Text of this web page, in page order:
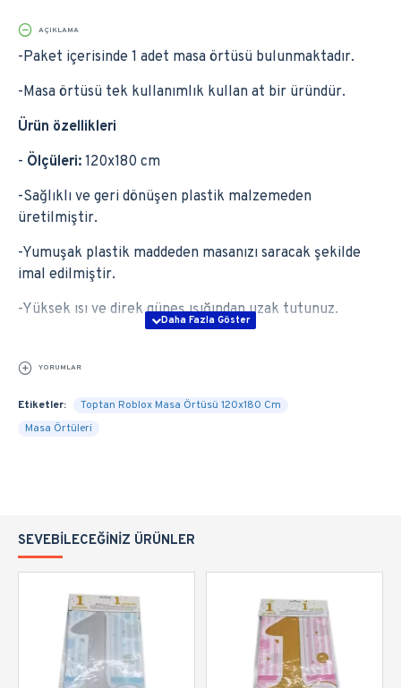
AÇIKLAMA
-Paket içerisinde 1 adet masa örtüsü bulunmaktadır.
-Masa örtüsü tek kullanımlık kullan at bir üründür.
Ürün özellikleri
- Ölçüleri: 120x180 cm
-Sağlıklı ve geri dönüşen plastik malzemeden
üretilmiştir.
-Yumuşak plastik maddeden masanızı saracak şekilde
imal edilmiştir.
-Yüksek ısı ve direk güneş ışığından uzak tutunuz.
YORUMLAR
Etiketler:
Toptan Roblox Masa Örtüsü 120x180 Cm
Masa Örtüleri
SEVEBILECEĞINIZ ÜRÜNLER